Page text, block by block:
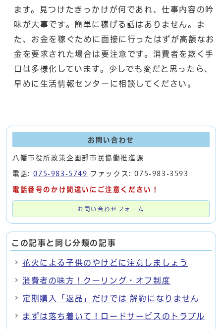
ます。見つけたきっかけが何であれ、仕事内容の吟
味が大事です。簡単に稼げる話はありません。ま
た、お金を稼ぐために面接に行ったはずが高額なお
金を要求された場合は要注意です。消費者を欺く手
口は多様化しています。少しでも変だと思ったら、
早めに生活情報センターに相談してください。
お問い合わせ
八幡市役所政策企画部市民協働推進課
電話:075-983-5749 ファックス: 075-983-3593
電話番号のかけ間違いにご注意ください！
お問い合わせフォーム
この記事と同じ分類の記事
花火による子供のやけどに注意しましょう
消費者の味方！クーリング・オフ制度
定期購入「返品」だけでは 解約になりません
まずは落ち着いて！ロードサービスのトラブル